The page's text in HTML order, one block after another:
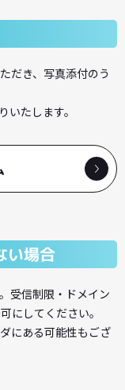
だき、写真添付のう
たします。
い場合
受信制限・ドメイン
にしてください。
にある可能性もござ